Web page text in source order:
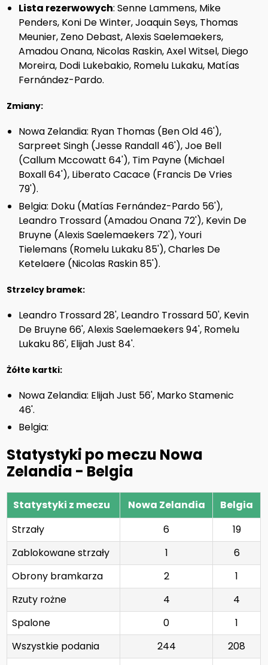
Lista rezerwowych: Senne Lammens, Mike
Penders, Koni De Winter, Joaquin Seys, Thomas
Meunier, Zeno Debast, Alexis Saelemaekers,
Amadou Onana, Nicolas Raskin, Axel Witsel, Diego
Moreira, Dodi Lukebakio, Romelu Lukaku, Matías
Fernández-Pardo.
Zmiany:
Nowa Zelandia: Ryan Thomas (Ben Old 46'),
Sarpreet Singh (Jesse Randall 46'), Joe Bell
(Callum Mccowatt 64'), Tim Payne (Michael
Boxall 64'), Liberato Cacace (Francis De Vries
79').
Belgia: Doku (Matías Fernández-Pardo 56'),
Leandro Trossard (Amadou Onana 72'), Kevin De
Bruyne (Alexis Saelemaekers 72'), Youri
Tielemans (Romelu Lukaku 85'), Charles De
Ketelaere (Nicolas Raskin 85').
Strzelcy bramek:
Leandro Trossard 28', Leandro Trossard 50', Kevin
De Bruyne 66', Alexis Saelemaekers 94', Romelu
Lukaku 86', Elijah Just 84'.
Żółte kartki:
Nowa Zelandia: Elijah Just 56', Marko Stamenic
46'.
Belgia:
Statystyki po meczu Nowa
Zelandia - Belgia
Statystyki z meczu Nowa Zelandia
Belgia
Strzały
6
19
Zablokowane strzały
1
6
Obrony bramkarza
2
1
Rzuty rożne
4
4
Spalone
0
1
Wszystkie podania
244
208